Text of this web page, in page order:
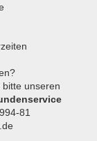
bitte unseren
81